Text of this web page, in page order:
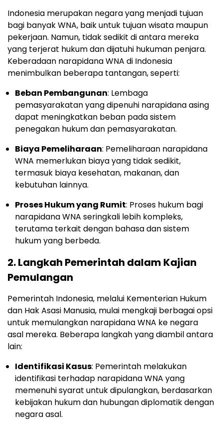
Indonesia merupakan negara yang menjadi tujuan
bagi banyak WNA, baik untuk tujuan wisata maupun
pekerjaan. Namun, tidak sedikit di antara mereka
yang terjerat hukum dan dijatuhi hukuman penjara.
Keberadaan narapidana WNA di Indonesia
menimbulkan beberapa tantangan, seperti:
Beban Pembangunan: Lembaga
pemasyarakatan yang dipenuhi narapidana asing
dapat meningkatkan beban pada sistem
penegakan hukum dan pemasyarakatan.
Biaya Pemeliharaan: Pemeliharaan narapidana
WNA memerlukan biaya yang tidak sedikit,
termasuk biaya kesehatan, makanan, dan
kebutuhan lainnya.
Proses Hukum yang Rumit: Proses hukum bagi
narapidana WNA seringkali lebih kompleks,
terutama terkait dengan bahasa dan sistem
hukum yang berbeda.
2.Langkah Pemerintah dalam Kajian
Pemulangan
Pemerintah Indonesia, melalui Kementerian Hukum
dan Hak Asasi Manusia, mulai mengkaji berbagai opsi
untuk memulangkan narapidana WNA ke negara
asal mereka. Beberapa langkah yang diambil antara
lain:
Identifikasi Kasus: Pemerintah melakukan
identifikasi terhadap narapidana WNA yang
memenuhi syarat untuk dipulangkan, berdasarkan
kebijakan hukum dan hubungan diplomatik dengan
negara asal.